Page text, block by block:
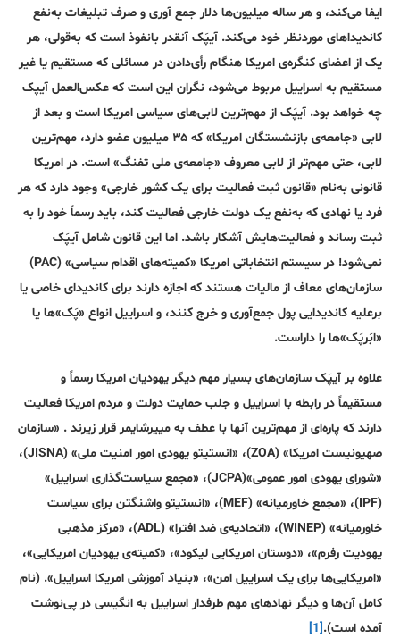
ایفا می‌کند، و هر ساله میلیون‌ها دلار جمع آوری و صرف تبلیغات به‌نفع
کاندیداهای مورد‌نظر خود می‌کند. آیپَک آنقدر با‌نفوذ است که به‌قولی، هر
یک از اعضای کنگره‌ی امریکا هنگام رأی‌دادن در مسائلی که مستقیم یا غیر
مستقیم به اسراییل مربوط می‌شود، نگران این است که عکس‌العمل آیپک
چه خواهد بود. آیپَک از مهم‌ترین لابی‌های سیاسی امریکا است و بعد از
لابی «جامعه‌ی بازنشستگان امریکا» که ۳۵ میلیون عضو دارد، مهم‌ترین
لابی، حتی مهم‌تر از لابی معروف «جامعه‌ی ملی تفنگ» است. در امریکا
قانونی به‌نام «قانون ثبت فعالیت برای یک کشور خارجی» وجود دارد که هر
فرد یا نهادی که به‌نفع یک دولت خارجی فعالیت کند، باید رسماً خود را به
ثبت رساند و فعالیت‌هایش آشکار باشد. اما این قانون شامل آیپَک
نمی‌شود! در سیستم انتخاباتی امریکا «کمیته‌های اقدام سیاسی» (PAC)
سازمان‌های معاف از مالیات هستند که اجازه دارند برای کاندیدای خاصی یا
بر‌علیه کاندیدایی پول جمع‌آوری و خرج کنند، و اسراییل انواع «پَک»‌ها یا
«ابَر‌پَک»‌ها را داراست.
علاوه بر آیپَک سازمان‌های بسیار مهم دیگر یهودیان امریکا رسماً و
مستقیماً در رابطه با اسراییل و جلب حمایت دولت و مردم امریکا فعالیت
دارند که پاره‌ای از مهم‌ترین آنها با عطف به مییرشایمر قرار زیرند . «سازمان
صهیونیست امریکا» (ZOA)، «انستیتو یهودی امور امنیت ملی» (JISNA)،
«شورای یهودی امور عمومی»(JCPA)، «مجمع سیاست‌گذاری اسراییل»
(IPF)، «مجمع خاورمیانه» (MEF)، «انستیتو واشنگتن برای سیاست
خاورمیانه» (WINEP)، «اتحادیه‌ی ضد افترا» (ADL)، «مرکز مذهبی
یهودیت رفرم»، «دوستان امریکایی لیکود»، «کمیته‌ی یهودیان امریکایی»،
«امریکایی‌ها برای یک اسراییل امن»، «بنیاد آموزشی امریکا اسراییل». (نام
کامل آن‌ها و دیگر نهاد‌های مهم طرفدار اسراییل به انگیسی در پی‌نوشت
آمده است). [1]